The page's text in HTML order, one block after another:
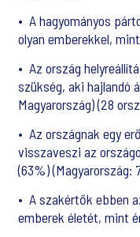
• A hagyományos
olyan emberekkel,
• Az ország
szükség, aki hajlandó
Magyarország) (28
• Az országnak egy
visszaveszi az
(63%) (Magyarország:
• A szakértők ebben
emberek életét, mint